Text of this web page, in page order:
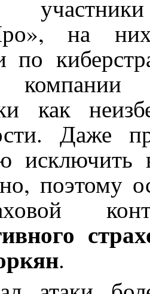
на
по
компании
как
Даже
исключить
поэтому
.